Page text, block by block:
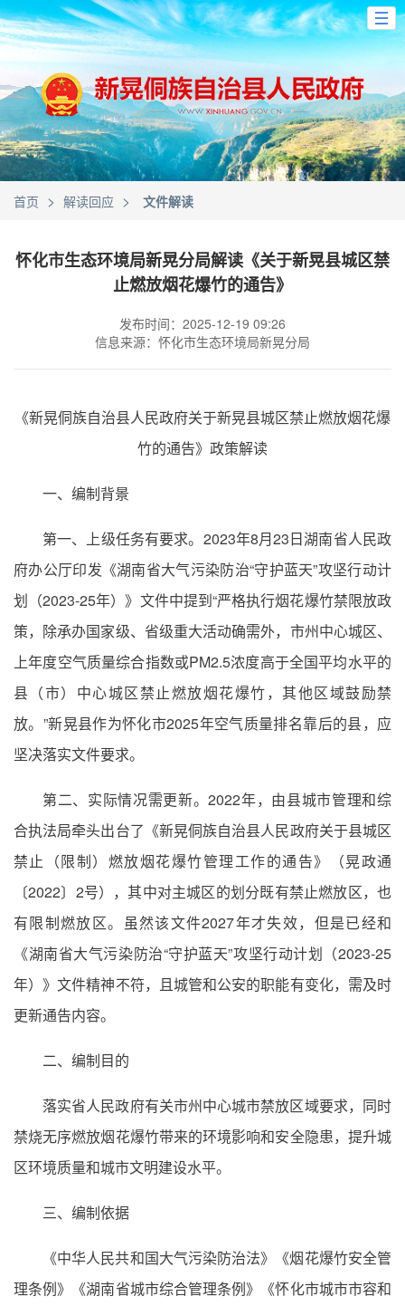
首页 > 解读回应 > 文件解读
怀化市生态环境局新晃分局解读《关于新晃县城区禁
止燃放烟花爆竹的通告》
发布时间：2025-12-19 09:26
信息来源：怀化市生态环境局新晃分局
《新晃侗族自治县人民政府关于新晃县城区禁止燃放烟花爆
竹的通告》政策解读
一、编制背景
第一、上级任务有要求。2023年8月23日湖南省人民政
府办公厅印发《湖南省大气污染防治“守护蓝天”攻坚行动计
划（2023-25年）》文件中提到“严格执行烟花爆竹禁限放政
策，除承办国家级、省级重大活动确需外，市州中心城区、
上年度空气质量综合指数或PM2.5浓度高于全国平均水平的
县（市）中心城区禁止燃放烟花爆竹，其他区域鼓励禁
放。”新晃县作为怀化市2025年空气质量排名靠后的县，应
坚决落实文件要求。
第二、实际情况需更新。2022年，由县城市管理和综
合执法局牵头出台了《新晃侗族自治县人民政府关于县城区
禁止（限制）燃放烟花爆竹管理工作的通告》（晃政通
〔2022〕2号），其中对主城区的划分既有禁止燃放区，也
有限制燃放区。虽然该文件2027年才失效，但是已经和
《湖南省大气污染防治“守护蓝天”攻坚行动计划（2023-25
年）》文件精神不符，且城管和公安的职能有变化，需及时
更新通告内容。
二、编制目的
落实省人民政府有关市州中心城市禁放区域要求，同时
禁烧无序燃放烟花爆竹带来的环境影响和安全隐患，提升城
区环境质量和城市文明建设水平。
三、编制依据
《中华人民共和国大气污染防治法》《烟花爆竹安全管
理条例》《湖南省城市综合管理条例》《怀化市城市市容和